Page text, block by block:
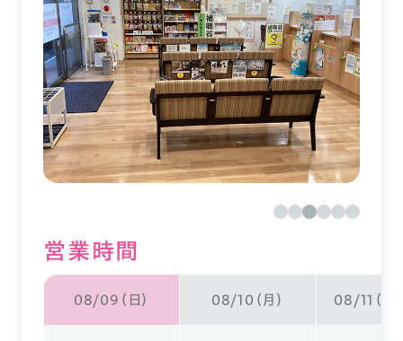
営業時間
08/09（日） 08/10（月） 08/11（火